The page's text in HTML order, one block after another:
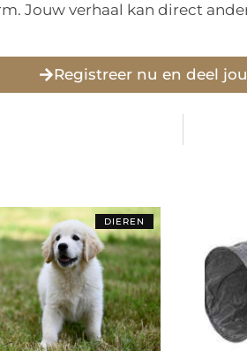
Jouw verhaal kan direct
Registreer nu en deel
DIEREN